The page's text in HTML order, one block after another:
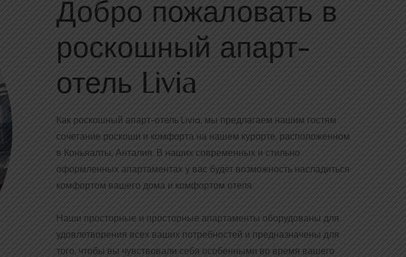
Добро пожаловать в
роскошный апарт-
отель Livia
Как роскошный апарт-отель Livia, мы предлагаем нашим гостям
сочетание роскоши и комфорта на нашем курорте, расположенном
в Коньяалты, Анталия. В наших современных и стильно
оформленных апартаментах у вас будет возможность насладиться
комфортом вашего дома и комфортом отеля.
Наши просторные и просторные апартаменты оборудованы для
удовлетворения всех ваших потребностей и предназначены для
того, чтобы вы чувствовали себя особенными во время вашего